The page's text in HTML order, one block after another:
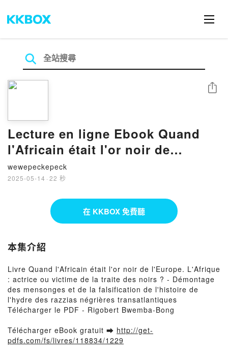
Lecture en ligne Ebook Quand
l'Africain était l'or noir de
l'Europe. L'Afrique : actrice ou
victime de la traite des noirs ? -
Démontage des mensonges et de
la falsification de l'histoire de
l'hydre des razzias négrières
transatlantiques
wewepeckepeck
2025-05-14 · 22 秒
分享
在 KKBOX 免費聽
本集介紹
Livre Quand l'Africain était l'or noir de l'Europe. L'Afrique
: actrice ou victime de la traite des noirs ? - Démontage
des mensonges et de la falsification de l'histoire de
l'hydre des razzias négrières transatlantiques
Télécharger le PDF - Rigobert Bwemba-Bong
Télécharger eBook gratuit ➡ http://get-
pdfs.com/fs/livres/118834/1229